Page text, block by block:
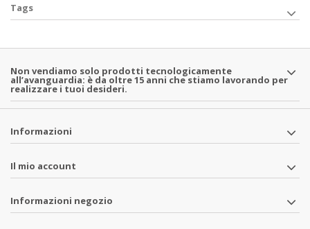
Tags
Non vendiamo solo prodotti tecnologicamente
all’avanguardia: è da oltre 15 anni che stiamo lavorando per
realizzare i tuoi desideri.
Informazioni
Il mio account
Informazioni negozio